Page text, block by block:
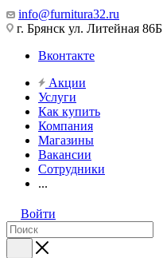
info@furnitura32.ru
г. Брянск ул. Литейная 86Б
Вконтакте
Акции
Услуги
Как купить
Компания
Магазины
Вакансии
Сотрудники
...
Войти